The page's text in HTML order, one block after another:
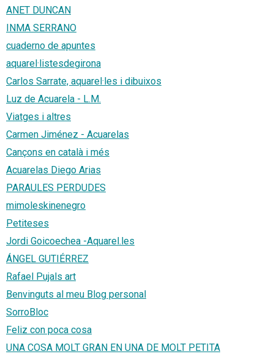
ANET DUNCAN
INMA SERRANO
cuaderno de apuntes
aquarel·listesdegirona
Carlos Sarrate, aquarel·les i dibuixos
Luz de Acuarela - L.M.
Viatges i altres
Carmen Jiménez - Acuarelas
Cançons en català i més
Acuarelas Diego Arias
PARAULES PERDUDES
mimoleskinenegro
Petiteses
Jordi Goicoechea -Aquarel.les
ÁNGEL GUTIÉRREZ
Rafael Pujals art
Benvinguts al meu Blog personal
SorroBloc
Feliz con poca cosa
UNA COSA MOLT GRAN EN UNA DE MOLT PETITA